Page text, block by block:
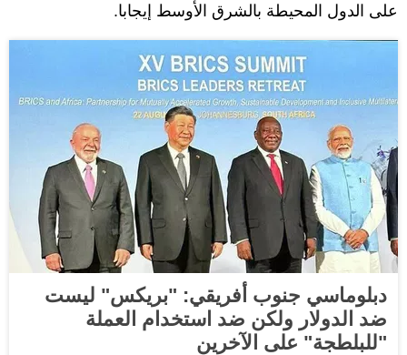
على الدول المحيطة بالشرق الأوسط إيجابا.
دبلوماسي جنوب أفريقي: "بريكس" ليست
ضد الدولار ولكن ضد استخدام العملة
"للبلطجة" على الآخرين